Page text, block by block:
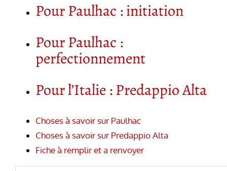
Pour Paulhac : initiation
Pour Paulhac :
perfectionnement
Pour l’Italie : Predappio Alta
Choses à savoir sur Paulhac
Choses à savoir sur Predappio Alta
Fiche à remplir et a renvoyer